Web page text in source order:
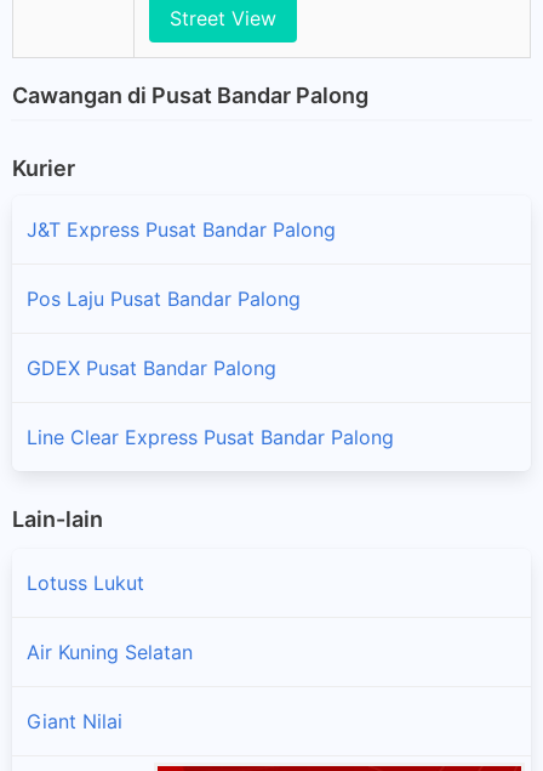
Street View
Cawangan di Pusat Bandar Palong
Kurier
J&T Express Pusat Bandar Palong
Pos Laju Pusat Bandar Palong
GDEX Pusat Bandar Palong
Line Clear Express Pusat Bandar Palong
Lain-lain
Lotuss Lukut
Air Kuning Selatan
Giant Nilai